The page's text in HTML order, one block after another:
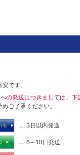
です。
の発送につきましては、
めご了承ください。
る … 3日以内発送
… 6～10日発送